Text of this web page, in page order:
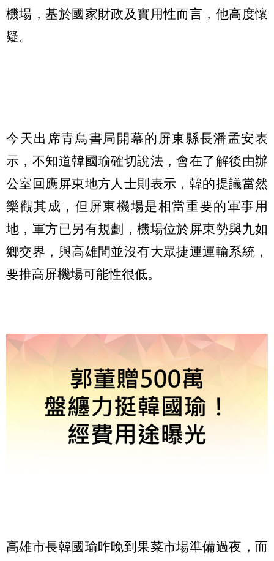
機場，基於國家財政及實用性而言，他高度懷
疑。
今天出席青鳥書局開幕的屏東縣長潘孟安表
示，不知道韓國瑜確切說法，會在了解後由辦
公室回應屏東地方人士則表示，韓的提議當然
樂觀其成，但屏東機場是相當重要的軍事用
地，軍方已另有規劃，機場位於屏東勢與九如
鄉交界，與高雄間並沒有大眾捷運運輸系統，
要推高屏機場可能性很低。
高雄市長韓國瑜昨晚到果菜市場準備過夜，而